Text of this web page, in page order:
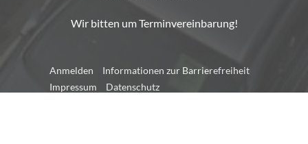
Wir bitten um Terminvereinbarung!
Anmelden
Informationen zur Barrierefreiheit
Impressum
Datenschutz